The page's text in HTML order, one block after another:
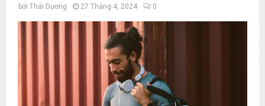
bởi Thái Dương 27 Tháng 4, 2024 0